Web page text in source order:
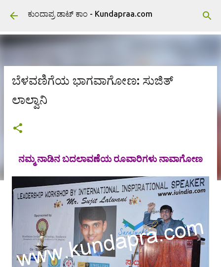
ವಿಷಯಕ್ಕೆ ಹೋಗಿ
ಕುಂದಾಪ್ರ ಡಾಟ್ ಕಾಂ - Kundapraa.com
ಬೆಳವಣಿಗೆಯ ಭಾಗವಾಗೋಣ: ಸುಜಿತ್
ಲಾಲ್ವಾನಿ
ನಮ್ಮ ನಾಡಿನ ಬದಲಾವಣೆಯ ರೂವಾರಿಗಳು ನಾವಾಗೋಣ